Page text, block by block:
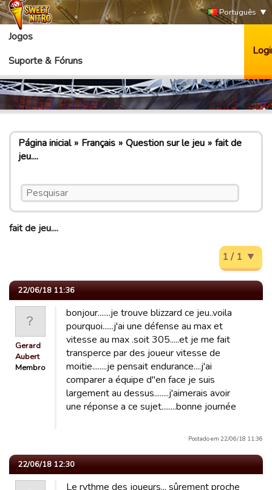
Português
Jogos
Suporte & Fóruns
Página inicial Français Question sur le jeu
fait de
jeu....
fait de jeu....
1 / 1
22/06/18 11:36
Gerard
Aubert
Membro
bonjour.......je trouve blizzard ce jeu..voila
pourquoi......j'ai une défense au max et
vitesse au max .soit 305.....et je me fait
transperce par des joueur vitesse de
moitie........je pensait endurance....j'ai
comparer a équipe d"en face je suis
largement au dessus........j'aimerais avoir
une réponse a ce sujet........bonne journée
Postado em 22/06/18 11:36
22/06/18 12:30
Le rythme des joueurs... sûrement proche